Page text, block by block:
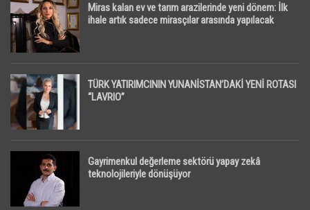
Miras kalan ev ve tarım arazilerinde yeni dönem: İlk
ihale artık sadece mirasçılar arasında yapılacak
TÜRK YATIRIMCININ YUNANİSTAN’DAKİ YENİ ROTASI
“LAVRIO”
Gayrimenkul değerleme sektörü yapay zekâ
teknolojileriyle dönüşüyor